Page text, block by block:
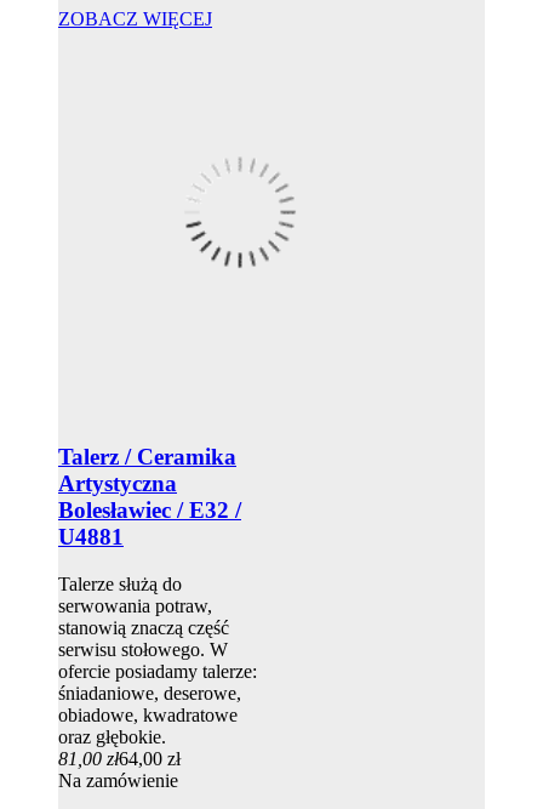
ZOBACZ WIĘCEJ
Talerz / Ceramika
Artystyczna
Bolesławiec / E32 /
U4881
Talerze służą do
serwowania potraw,
stanowią znaczą część
serwisu stołowego. W
ofercie posiadamy talerze:
śniadaniowe, deserowe,
obiadowe, kwadratowe
oraz głębokie.
81,00 zł64,00 zł
Na zamówienie